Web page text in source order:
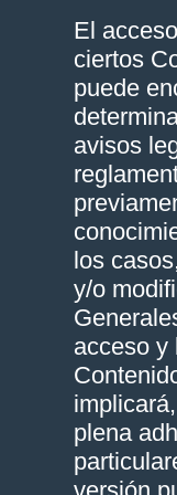
El
ciertos
puede
avisos
los
y/o
acceso y
plena